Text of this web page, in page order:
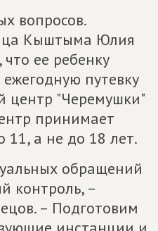
вопросов.
Кыштыма Юлия
ее ребенку
путевку
центр "Черемушки"
принимает
11, а не до 18 лет.
обращений
контроль, –
– Подготовим